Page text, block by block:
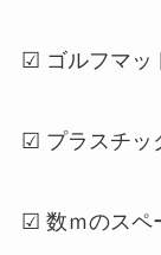
☑ ゴルフマッ
☑ プラスチッ
☑ 数ｍのスペ